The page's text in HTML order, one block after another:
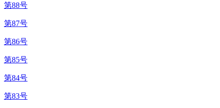
第88号
第87号
第86号
第85号
第84号
第83号